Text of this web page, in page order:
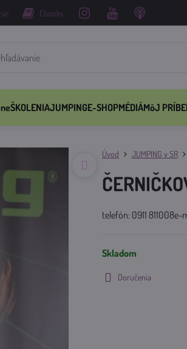
Ebooks
ŠKOLENIAJUMPINGE-SHOPMÉDIÁMôJ
Úvod JUMPING v SR
telefón: 0911 811008e-
Skladom
Doručenia